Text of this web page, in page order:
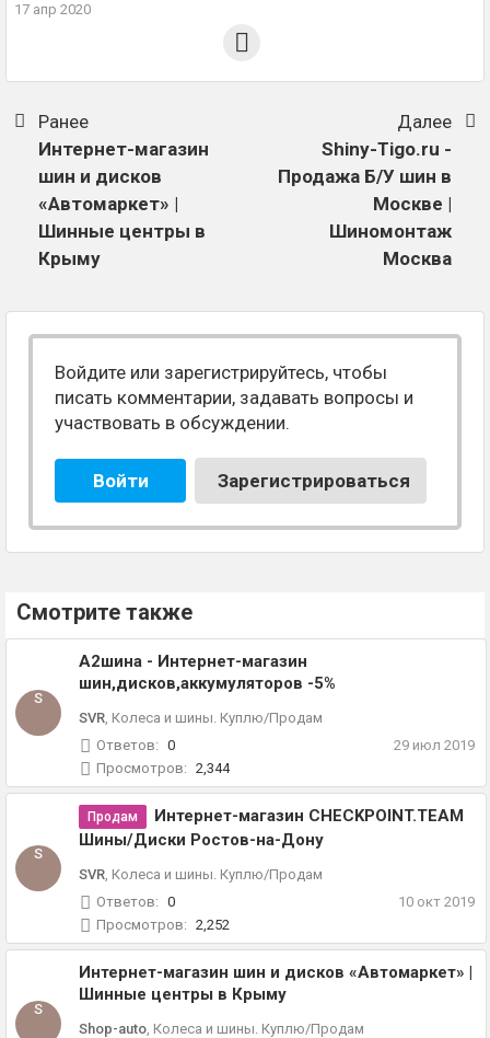
17 апр 2020
Ранее
Интернет-магазин
шин и дисков
«Автомаркет» |
Шинные центры в
Крыму
Далее
Shiny-Tigo.ru -
Продажа Б/У шин в
Москве |
Шиномонтаж
Москва
Войдите или зарегистрируйтесь, чтобы
писать комментарии, задавать вопросы и
участвовать в обсуждении.
Войти Зарегистрироваться
Смотрите также
S
А2шина - Интернет-магазин
шин,дисков,аккумуляторов -5%
SVR, Колеса и шины. Куплю/Продам
Ответов: 0
Просмотров: 2,344
29 июл 2019
S
Продам
Интернет-магазин CHECKPOINT.TEAM
Шины/Диски Ростов-на-Дону
SVR, Колеса и шины. Куплю/Продам
Ответов: 0
Просмотров: 2,252
10 окт 2019
S
Интернет-магазин шин и дисков «Автомаркет» |
Шинные центры в Крыму
Shop-auto, Колеса и шины. Куплю/Продам